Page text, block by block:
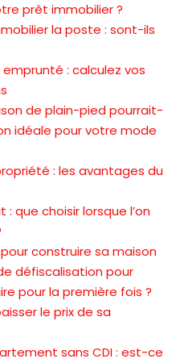
prêt immobilier ?
la poste : sont-ils
emprunté : calculez vos
de plain-pied pourrait-
idéale pour votre mode
: les avantages du
que choisir lorsque l’on
construire sa maison
défiscalisation pour
pour la première fois ?
le prix de sa
sans CDI : est-ce